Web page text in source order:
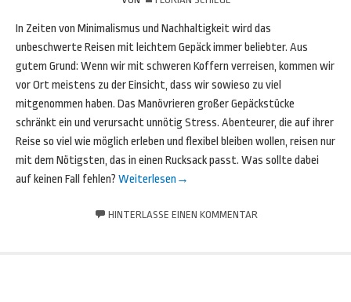
In Zeiten von Minimalismus und Nachhaltigkeit wird das
unbeschwerte Reisen mit leichtem Gepäck immer beliebter. Aus
gutem Grund: Wenn wir mit schweren Koffern verreisen, kommen wir
vor Ort meistens zu der Einsicht, dass wir sowieso zu viel
mitgenommen haben. Das Manövrieren großer Gepäckstücke
schränkt ein und verursacht unnötig Stress. Abenteurer, die auf ihrer
Reise so viel wie möglich erleben und flexibel bleiben wollen, reisen nur
mit dem Nötigsten, das in einen Rucksack passt. Was sollte dabei
auf keinen Fall fehlen? Weiterlesen →
HINTERLASSE EINEN KOMMENTAR